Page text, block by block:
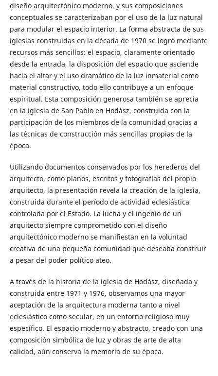
diseño arquitectónico moderno, y sus composiciones
conceptuales se caracterizaban por el uso de la luz natural
para modular el espacio interior. La forma abstracta de sus
iglesias construidas en la década de 1970 se logró mediante
recursos más sencillos: el espacio, claramente orientado
desde la entrada, la disposición del espacio que asciende
hacia el altar y el uso dramático de la luz inmaterial como
material constructivo, todo ello contribuye a un enfoque
espiritual. Esta composición generosa también se aprecia
en la iglesia de San Pablo en Hodász, construida con la
participación de los miembros de la comunidad gracias a
las técnicas de construcción más sencillas propias de la
época.
Utilizando documentos conservados por los herederos del
arquitecto, como planos, escritos y fotografías del propio
arquitecto, la presentación revela la creación de la iglesia,
construida durante el período de actividad eclesiástica
controlada por el Estado. La lucha y el ingenio de un
arquitecto siempre comprometido con el diseño
arquitectónico moderno se manifiestan en la voluntad
creativa de una pequeña comunidad que deseaba construir
a pesar del poder político ateo.
A través de la historia de la iglesia de Hodász, diseñada y
construida entre 1971 y 1976, observamos una mayor
aceptación de la arquitectura moderna tanto a nivel
eclesiástico como secular, en un entorno religioso muy
específico. El espacio moderno y abstracto, creado con una
composición simbólica de luz y obras de arte de alta
calidad, aún conserva la memoria de su época.